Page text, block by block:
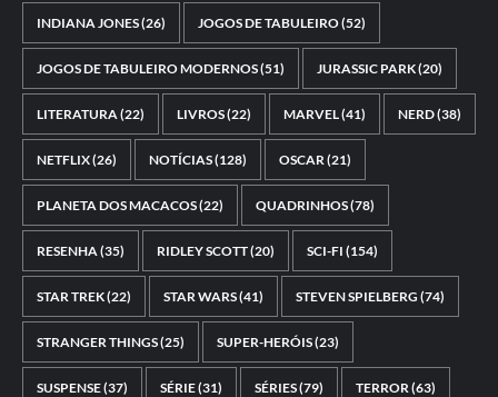
INDIANA JONES(26) JOGOS DE TABULEIRO(52)
JOGOS DE TABULEIRO MODERNOS(51) JURASSIC PARK(20)
LITERATURA(22) LIVROS(22) MARVEL(41) NERD(38)
NETFLIX(26) NOTÍCIAS(128) OSCAR(21)
PLANETA DOS MACACOS(22) QUADRINHOS(78)
RESENHA(35) RIDLEY SCOTT(20) SCI-FI (154)
STAR TREK(22) STAR WARS(41) STEVEN SPIELBERG (74)
STRANGER THINGS(25) SUPER-HERÓIS(23)
SUSPENSE(37) SÉRIE(31) SÉRIES(79) TERROR(63)